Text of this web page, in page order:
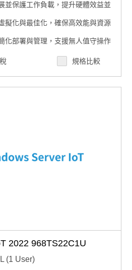
並保護工作負載，提升硬體效益並
擬化與最佳化，確保高效能與資源
化部署與管理，支援無人值守操作
產品不可取消、退貨或退款，下單
規格比較
2022 968TS22C1U
(1 User)